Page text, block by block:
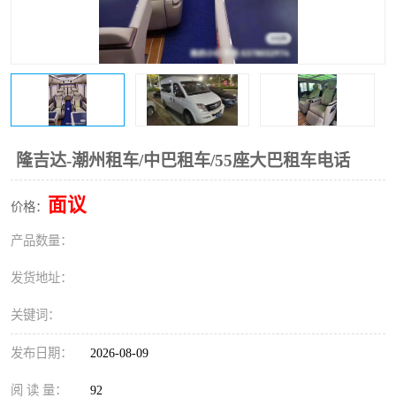
隆吉达-潮州租车/中巴租车/55座大巴租车电话
价格： 面议
产品数量：
发货地址：
关键词：
发布日期： 2026-08-09
阅 读 量： 92